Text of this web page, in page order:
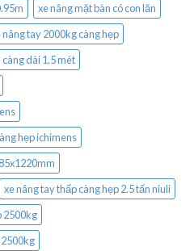
xe nâng mặt bàn có con lăn
nâng tay 2000kg càng hẹp
dài 1.5 mét
hẹp ichimens
xe nâng tay thấp càng hẹp 2.5 tấn niuli
2500kg